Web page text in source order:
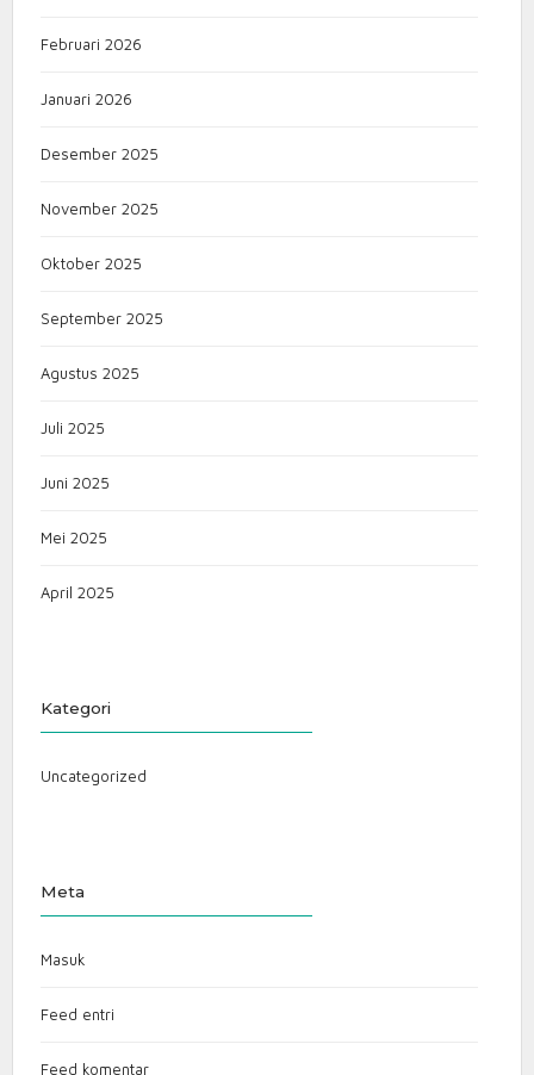
Februari 2026
Januari 2026
Desember 2025
November 2025
Oktober 2025
September 2025
Agustus 2025
Juli 2025
Juni 2025
Mei 2025
April 2025
Kategori
Uncategorized
Meta
Masuk
Feed entri
Feed komentar